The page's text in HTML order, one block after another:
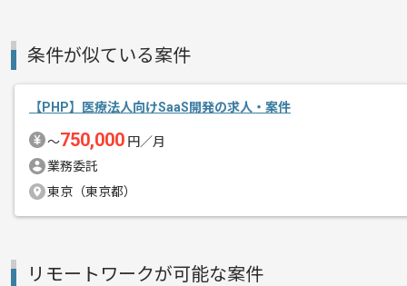
エージェントからのコ
メント
様々な業種の専門家と作業を依頼した
資金調達も行うなどなど、急成長を遂
条件が似ている案件
【PHP】医療法人向けSaaS開発の求人・案件
〜750,000 円／月
業務委託
東京（東京都）
リモートワークが可能な案件